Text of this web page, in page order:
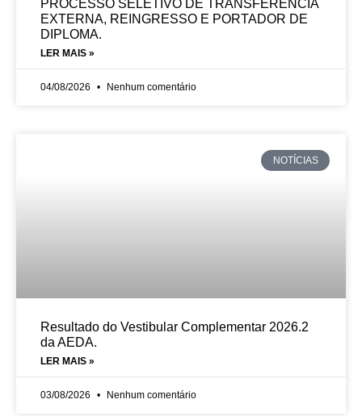
PROCESSO SELETIVO DE TRANSFERÊNCIA
EXTERNA, REINGRESSO E PORTADOR DE
DIPLOMA.
LER MAIS »
04/08/2026 Nenhum comentário
NOTÍCIAS
Resultado do Vestibular Complementar 2026.2
da AEDA.
LER MAIS »
03/08/2026 Nenhum comentário